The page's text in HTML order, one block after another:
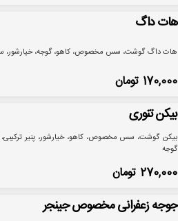
هات داگ
هات داگ گوشت، سس مخصوص، کاهو، گوجه، خیارشور،
170,000 تومان
بیکن تنوری
بیکن گوشت، سس مخصوص، کاهو، خیارشور، پنیر
گوجه
270,000 تومان
جوجه زعفرانی مخصوص جینجر